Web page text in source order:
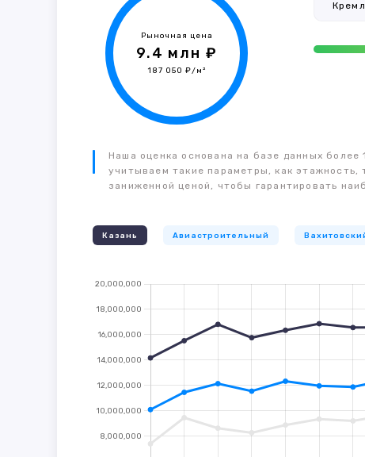
Рыночная цена
9.4 млн ₽
187 050 ₽/м²
Наша оценка основана на базе данных
учитываем такие параметры, как этажность,
заниженной ценой, чтобы гарантировать
Казань Авиастроительный